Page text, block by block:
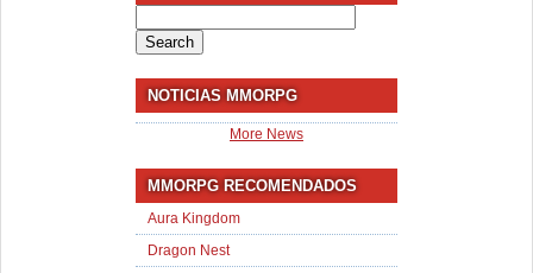
for:
NOTICIAS MMORPG
More News
MMORPG RECOMENDADOS
Aura Kingdom
Dragon Nest